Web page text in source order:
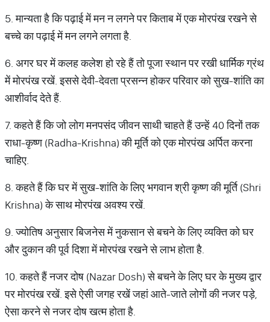
5. मान्यता है कि पढ़ाई में मन न लगने पर किताब में एक मोरपंख रखने से
बच्चे का पढ़ाई में मन लगने लगता है.
6. अगर घर में कलह कलेश हो रहे हैं तो पूजा स्थान पर रखी धार्मिक ग्रंथ
में मोरपंख रखें. इससे देवी-देवता प्रसन्न होकर परिवार को सुख-शांति का
आशीर्वाद देते हैं.
7. कहते हैं कि जो लोग मनपसंद जीवन साथी चाहते हैं उन्हें 40 दिनों तक
राधा-कृष्ण (Radha-Krishna) की मूर्ति को एक मोरपंख अर्पित करना
चाहिए.
8. कहते हैं कि घर में सुख-शांति के लिए भगवान श्री कृष्ण की मूर्ति (Shri
Krishna) के साथ मोरपंख अवश्य रखें.
9. ज्योतिष अनुसार बिजनेस में नुकसान से बचने के लिए व्यक्ति को घर
और दुकान की पूर्व दिशा में मोरपंख रखने से लाभ होता है.
10. कहते हैं नजर दोष (Nazar Dosh) से बचने के लिए घर के मुख्य द्वार
पर मोरपंख रखें. इसे ऐसी जगह रखें जहां आते-जाते लोगों की नजर पड़े,
ऐसा करने से नजर दोष खत्म होता है.